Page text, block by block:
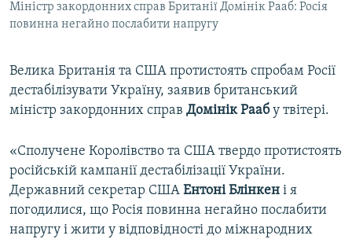
ІНФОГРАФІКА
ДОЛУЧАЙСЯ!
Усі сайти RFE/RL
Міністр закордонних справ Британії Домінік Рааб: Росія
повинна негайно послабити напругу
Велика Британія та США протистоять спробам Росії
дестабілізувати Україну, заявив британський
міністр закордонних справ Домінік Раабу твітері.
«Сполучене Королівство та США твердо протистоять
російській кампанії дестабілізації України.
Державний секретар США Ентоні Блінкен і я
погодилися, що Росія повинна негайно послабити
напругу і жити у відповідності до міжнародних